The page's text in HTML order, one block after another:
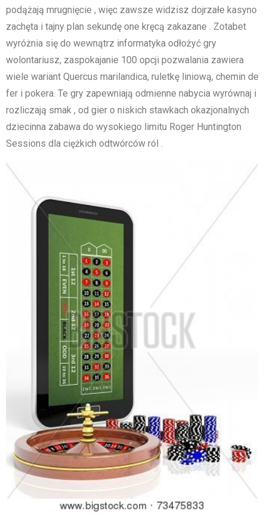
podążają mrugnięcie , więc zawsze widzisz dojrzałe kasyno
zachęta i tajny plan sekundę one kręcą zakazane . Zotabet
wyróżnia się do wewnątrz informatyka odłożyć gry
wolontariusz, zaspokajanie 100 opcji pozwalania zawiera
wiele wariant Quercus marilandica, ruletkę liniową, chemin de
fer i pokera. Te gry zapewniają odmienne nabycia wyrównaj i
rozliczają smak , od gier o niskich stawkach okazjonalnych
dziecinna zabawa do wysokiego limitu Roger Huntington
Sessions dla ciężkich odtwórców ról .